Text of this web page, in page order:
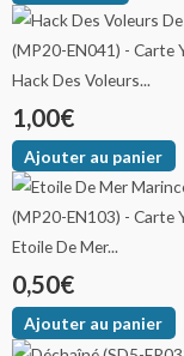
Hack Des Voleurs...
1,00€
Ajouter au panier
Etoile De Mer...
0,50€
Ajouter au panier